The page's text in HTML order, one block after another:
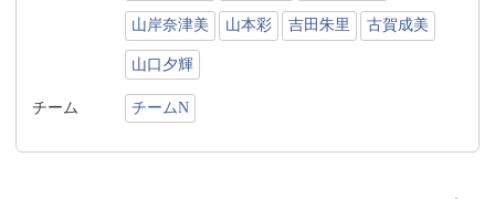
山岸奈津美 山本彩 吉田朱里 古賀成美
山口夕輝
チーム チームN